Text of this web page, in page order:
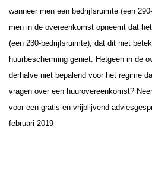
wanneer men een bedrijfsruimte (een
men in de overeenkomst opneemt dat
(een 230-bedrijfsruimte), dat dit niet
huurbescherming geniet. Hetgeen in de
derhalve niet bepalend voor het regime
vragen over een huurovereenkomst?
voor een gratis en vrijblijvend
februari 2019